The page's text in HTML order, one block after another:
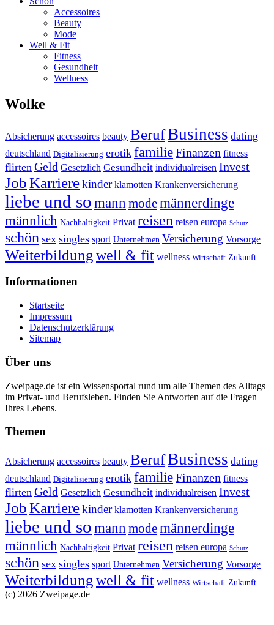
Accessoires
Beauty
Mode
Well & Fit
Fitness
Gesundheit
Wellness
Wolke
Absicherung accessoires beauty BerufBusiness dating
deutschland Digitalisierung erotik familieFinanzen fitness
flirten Geld Gesetzlich Gesundheit individualreisen Invest
JobKarrierekinder klamotten Krankenversicherung
liebe und somann modemännerdinge
männlich Nachhaltigkeit Privat reisen reisen europa Schutz
schön sex singles sport Unternehmen Versicherung Vorsorge
Weiterbildungwell & fit wellness Wirtschaft Zukunft
Informationen
Startseite
Impressum
Datenschutzerklärung
Sitemap
Über uns
Zweipage.de ist ein Wissensportal rund um alle Themen des Alltags
im Privat- und Berufsleben. Finden Sie Antworten auf die Fragen
Ihres Lebens.
Themen
Absicherung accessoires beauty BerufBusiness dating
deutschland Digitalisierung erotik familieFinanzen fitness
flirten Geld Gesetzlich Gesundheit individualreisen Invest
JobKarrierekinder klamotten Krankenversicherung
liebe und somann modemännerdinge
männlich Nachhaltigkeit Privat reisen reisen europa Schutz
schön sex singles sport Unternehmen Versicherung Vorsorge
Weiterbildungwell & fit wellness Wirtschaft Zukunft
(c) 2026 Zweipage.de